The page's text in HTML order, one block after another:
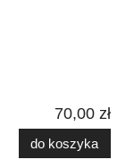
70,00 zł
do koszyka